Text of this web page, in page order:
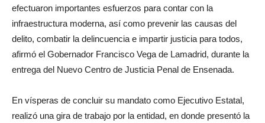
efectuaron importantes esfuerzos para contar con la
infraestructura moderna, así como prevenir las causas del
delito, combatir la delincuencia e impartir justicia para todos,
afirmó el Gobernador Francisco Vega de Lamadrid, durante la
entrega del Nuevo Centro de Justicia Penal de Ensenada.
En vísperas de concluir su mandato como Ejecutivo Estatal,
realizó una gira de trabajo por la entidad, en donde presentó la